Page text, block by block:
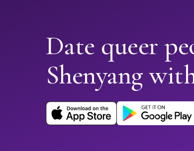
Date queer
Shenyang